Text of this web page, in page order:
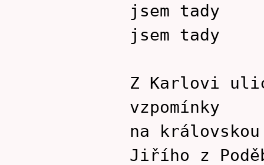
jsem tady
jsem tady
Z Karlovi
vzpomínky
na
Jiřího z